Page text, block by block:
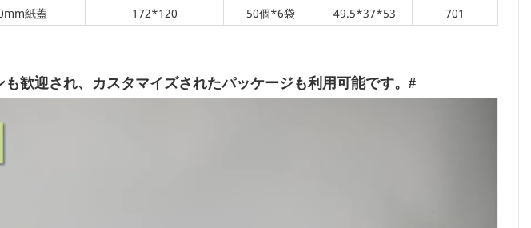
紙蓋 172*120 50個*6袋 49.5*37*53
701
歓迎され、カスタマイズされたパッケージも利用可能です。#